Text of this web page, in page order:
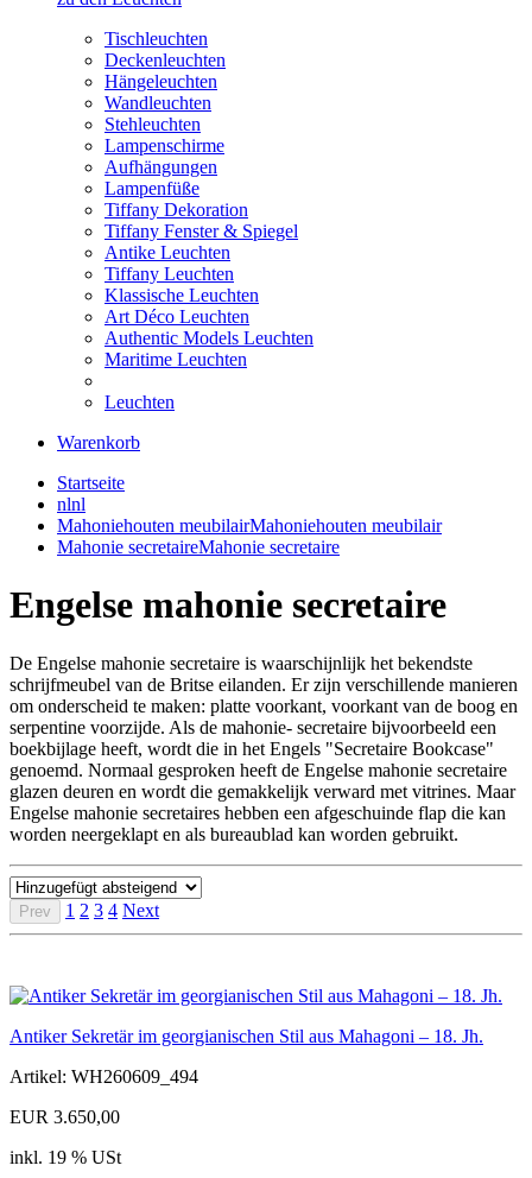
Tischleuchten
Deckenleuchten
Hängeleuchten
Wandleuchten
Stehleuchten
Lampenschirme
Aufhängungen
Lampenfüße
Tiffany Dekoration
Tiffany Fenster & Spiegel
Antike Leuchten
Tiffany Leuchten
Klassische Leuchten
Art Déco Leuchten
Authentic Models Leuchten
Maritime Leuchten
Leuchten
Warenkorb
Startseite
nlnl
Mahoniehouten meubilairMahoniehouten meubilair
Mahonie secretaireMahonie secretaire
Engelse mahonie secretaire
De Engelse mahonie secretaire is waarschijnlijk het bekendste
schrijfmeubel van de Britse eilanden. Er zijn verschillende manieren
om onderscheid te maken: platte voorkant, voorkant van de boog en
serpentine voorzijde. Als de mahonie- secretaire bijvoorbeeld een
boekbijlage heeft, wordt die in het Engels "Secretaire Bookcase"
genoemd. Normaal gesproken heeft de Engelse mahonie secretaire
glazen deuren en wordt die gemakkelijk verward met vitrines. Maar
Engelse mahonie secretaires hebben een afgeschuinde flap die kan
worden neergeklapt en als bureaublad kan worden gebruikt.
Prev 1 2 3 4 Next
Antiker Sekretär im georgianischen Stil aus Mahagoni – 18. Jh.
Artikel: WH260609_494
EUR 3.650,00
inkl. 19 % USt